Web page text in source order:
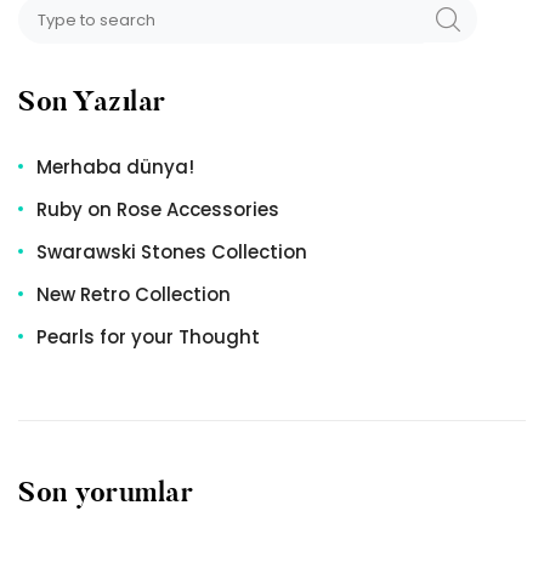
ZOEKEN
Son Yazılar
Merhaba dünya!
Ruby on Rose Accessories
Swarawski Stones Collection
New Retro Collection
Pearls for your Thought
Son yorumlar